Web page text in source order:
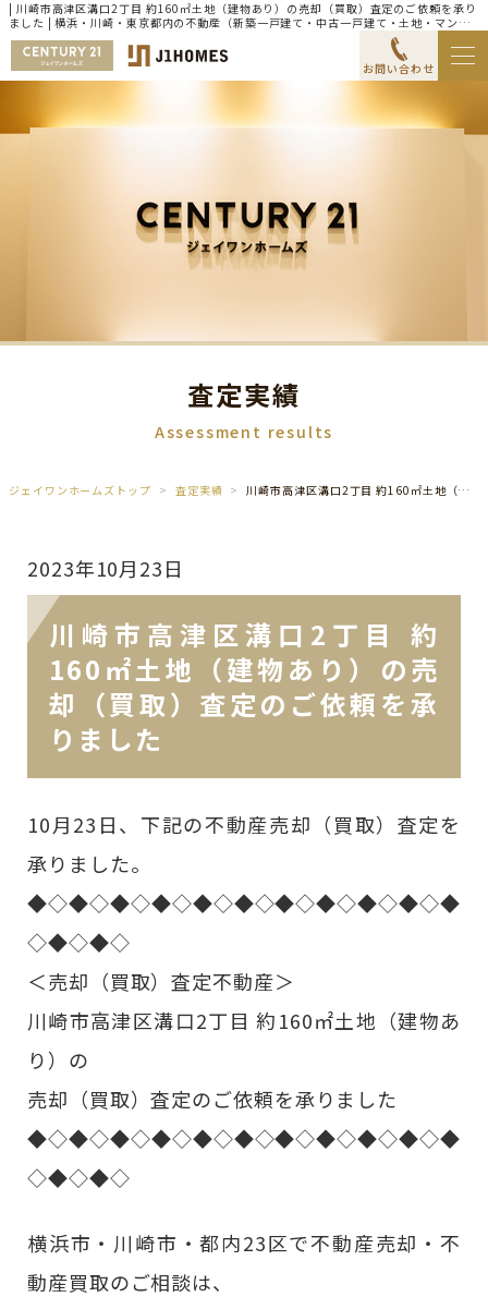
| 川崎市高津区溝口2丁目 約160㎡土地（建物あり）の売却（買取）査定のご依頼を承り
ました | 横浜・川崎・東京都内の不動産（新築一戸建て・中古一戸建て・土地・マンシ
ョン）ならセンチュリー21ジェイワンホームズ
お問い合わせ
査定実績
Assessment results
ジェイワンホームズトップ 査定実績 川崎市高津区溝口2丁目 約160㎡土地（建物あり）の売却（買取）査定のご依頼を承りました
2023年10月23日
川崎市高津区溝口2丁目 約
160㎡土地（建物あり）の売
却（買取）査定のご依頼を承
りました
10月23日、下記の不動産売却（買取）査定を
承りました。
◆◇◆◇◆◇◆◇◆◇◆◇◆◇◆◇◆◇◆◇◆
◇◆◇◆◇
＜売却（買取）査定不動産＞
川崎市高津区溝口2丁目 約160㎡土地（建物あ
り）の
売却（買取）査定のご依頼を承りました
◆◇◆◇◆◇◆◇◆◇◆◇◆◇◆◇◆◇◆◇◆
◇◆◇◆◇
横浜市・川崎市・都内23区で不動産売却・不
動産買取のご相談は、